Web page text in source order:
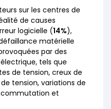
sur les centres de
de causes
logicielle (14%),
matérielle
par des
tels que
de tension, creux de
tension, variations de
commutation et